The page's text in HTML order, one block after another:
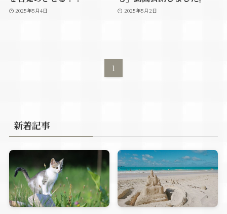
2025年5月4日 2025年5月2日
1
新着記事